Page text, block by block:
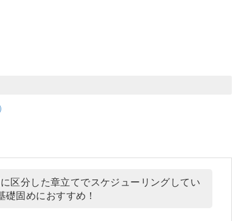
区分した章立てでスケジューリングしてい
固めにおすすめ！